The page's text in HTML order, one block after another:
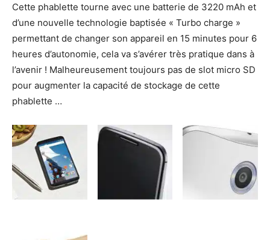
Cette phablette tourne avec une batterie de 3220 mAh et
d’une nouvelle technologie baptisée « Turbo charge »
permettant de changer son appareil en 15 minutes pour 6
heures d’autonomie, cela va s’avérer très pratique dans à
l’avenir ! Malheureusement toujours pas de slot micro SD
pour augmenter la capacité de stockage de cette
phablette …